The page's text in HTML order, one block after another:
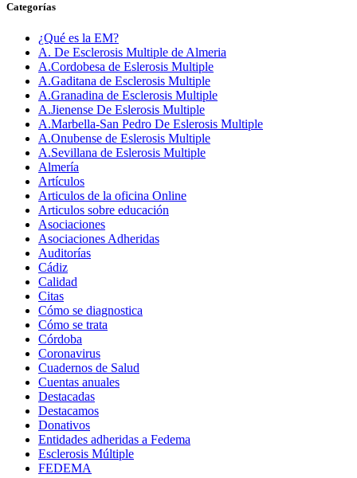
Categorías
¿Qué es la EM?
A. De Esclerosis Multiple de Almeria
A.Cordobesa de Eslerosis Multiple
A.Gaditana de Esclerosis Multiple
A.Granadina de Esclerosis Multiple
A.Jienense De Eslerosis Multiple
A.Marbella-San Pedro De Eslerosis Multiple
A.Onubense de Eslerosis Multiple
A.Sevillana de Eslerosis Multiple
Almería
Artículos
Articulos de la oficina Online
Articulos sobre educación
Asociaciones
Asociaciones Adheridas
Auditorías
Cádiz
Calidad
Citas
Cómo se diagnostica
Cómo se trata
Córdoba
Coronavirus
Cuadernos de Salud
Cuentas anuales
Destacadas
Destacamos
Donativos
Entidades adheridas a Fedema
Esclerosis Múltiple
FEDEMA